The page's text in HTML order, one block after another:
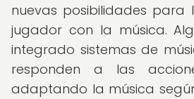
nuevas posibilidades para
jugador con la música.
integrado sistemas de
responden a las
adaptando la música